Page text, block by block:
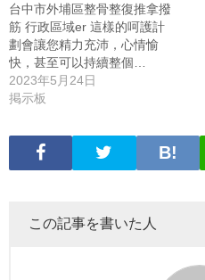
台中市外埔區整骨整復推拿撥
筋 行政區域er 這樣的呵護計
劃會讓您精力充沛，心情愉
快，甚至可以持續整個…
2023年5月24日
掲示板
この記事を書いた人